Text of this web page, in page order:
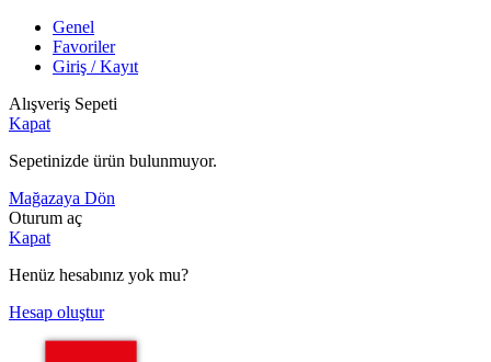
Genel
Favoriler
Giriş / Kayıt
Alışveriş Sepeti
Kapat
Sepetinizde ürün bulunmuyor.
Mağazaya Dön
Oturum aç
Kapat
Henüz hesabınız yok mu?
Hesap oluştur